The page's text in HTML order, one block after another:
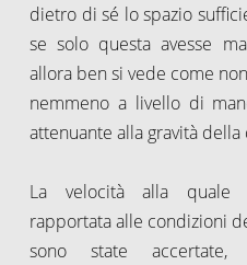
dietro di sé lo spazio
se solo questa avesse
allora ben si vede come
nemmeno a livello di
attenuante alla gravità
La velocità alla quale
rapportata alle condizioni
sono state